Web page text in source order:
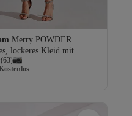
Merry POWDER
lockeres Kleid mit
(63)